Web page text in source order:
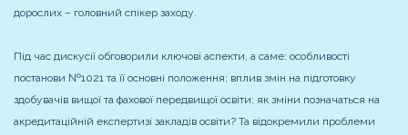
дорослих – головний спікер заходу.
Під час дискусії обговорили ключові аспекти, а саме: особливості
постанови №1021 та її основні положення; вплив змін на підготовку
здобувачів вищої та фахової передвищої освіти; як зміни позначаться на
акредитаційній експертизі закладів освіти? Та відокремили проблеми